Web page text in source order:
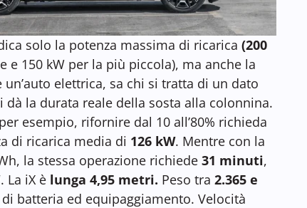
solo la potenza massima di ricarica (200
e 150 kW per la più piccola), ma anche la
elettrica, sa chi si tratta di un dato
la durata reale della sosta alla colonnina.
esempio, rifornire dal 10 all’80% richieda
di ricarica media di 126 kW. Mentre con la
la stessa operazione richiede 31 minuti,
La iX è lunga 4,95 metri. Peso tra 2.365 e
batteria ed equipaggiamento. Velocità